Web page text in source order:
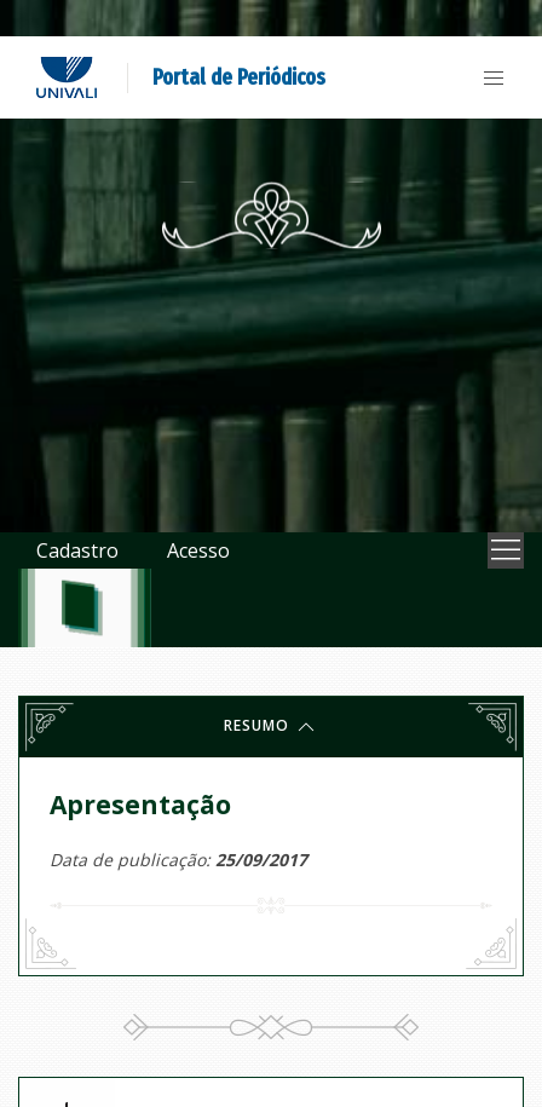
Portal de Periódicos
Cadastro Acesso
RESUMO
Apresentação
Data de publicação:25/09/2017